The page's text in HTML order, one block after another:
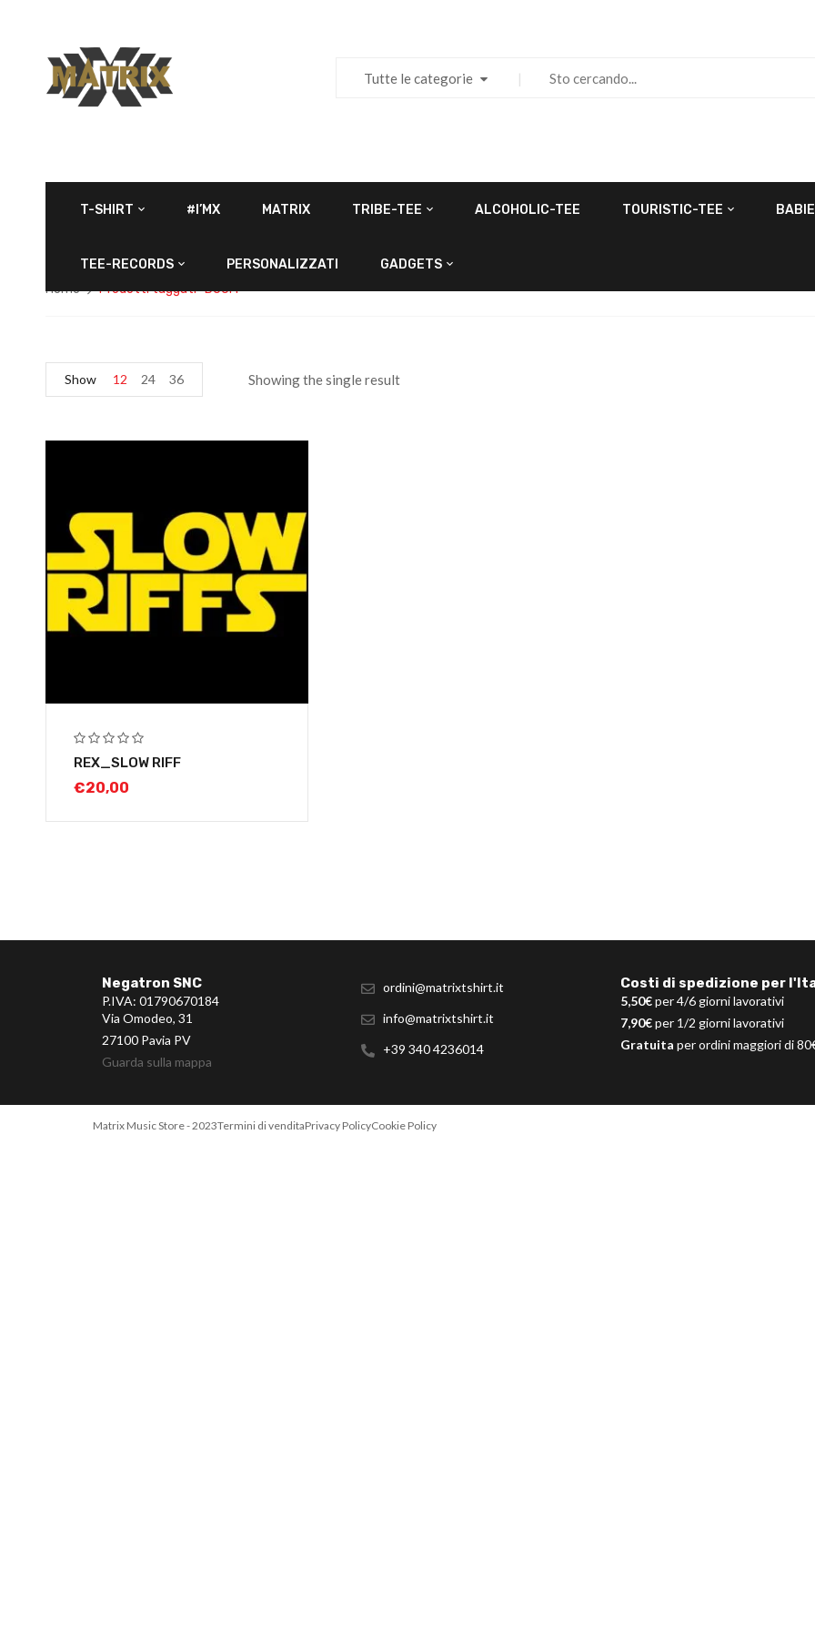
Tutte le categorie
T-SHIRT #I’MX MATRIX TRIBE-TEE ALCOHOLIC-TEE TOURISTIC-TEE
TEE-RECORDS PERSONALIZZATI GADGETS
Home Prodotti taggati “DOOM”
Showing the single result
Show 12 24 36
REX_SLOW RIFF
€20,00
Negatron SNC
P.IVA: 01790670184
Via Omodeo, 31
27100 Pavia PV
Guarda sulla mappa
ordini@matrixtshirt.it
info@matrixtshirt.it
+39 340 4236014
Costi di spedizione per
5,50€per 4/6 giorni lavorativi
7,90€per 1/2 giorni lavorativi
Gratuita per ordini maggiori di
Matrix Music Store - 2023Termini di venditaPrivacy PolicyCookie Policy